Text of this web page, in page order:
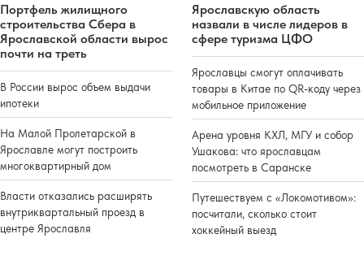
Портфель жилищного
строительства Сбера в
Ярославской области вырос
почти на треть
В России вырос объем выдачи
ипотеки
На Малой Пролетарской в
Ярославле могут построить
многоквартирный дом
Власти отказались расширять
внутриквартальный проезд в
центре Ярославля
Ярославскую область
назвали в числе лидеров в
сфере туризма ЦФО
Ярославцы смогут оплачивать
товары в Китае по QR-коду через
мобильное приложение
Арена уровня КХЛ, МГУ и собор
Ушакова: что ярославцам
посмотреть в Саранске
Путешествуем с «Локомотивом»:
посчитали, сколько стоит
хоккейный выезд